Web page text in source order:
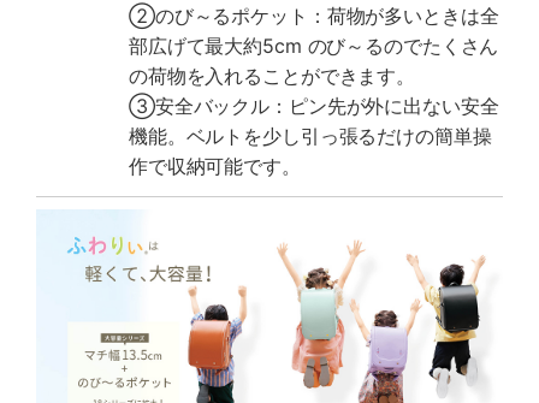
②のび～るポケット：荷物が多いときは全
部広げて最大約5cm のび～るのでたくさん
の荷物を入れることができます。
③安全バックル：ピン先が外に出ない安全
機能。ベルトを少し引っ張るだけの簡単操
作で収納可能です。